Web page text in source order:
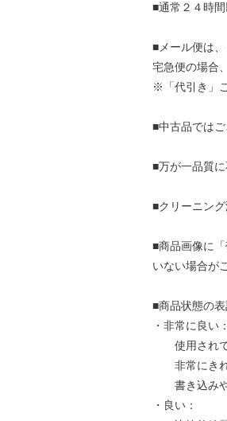
■通常２４時間
■メール便は、
宅急便の場合
※「代引き」
■中古品では
■万が一品質に
■クリーニング
■商品画像に
いない場合が
■商品状態の
・非常に良い：
使用されて
非常にきれ
書き込みや
・良い：